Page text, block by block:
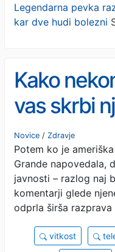
Legendarna pevka
kar dve hudi bolezni
Kako
vas skrbi
telesne
Novice / Zdravje
Potem ko je
Grande napovedala,
javnosti – razlog naj
komentarji glede
odprla širša
vitkost